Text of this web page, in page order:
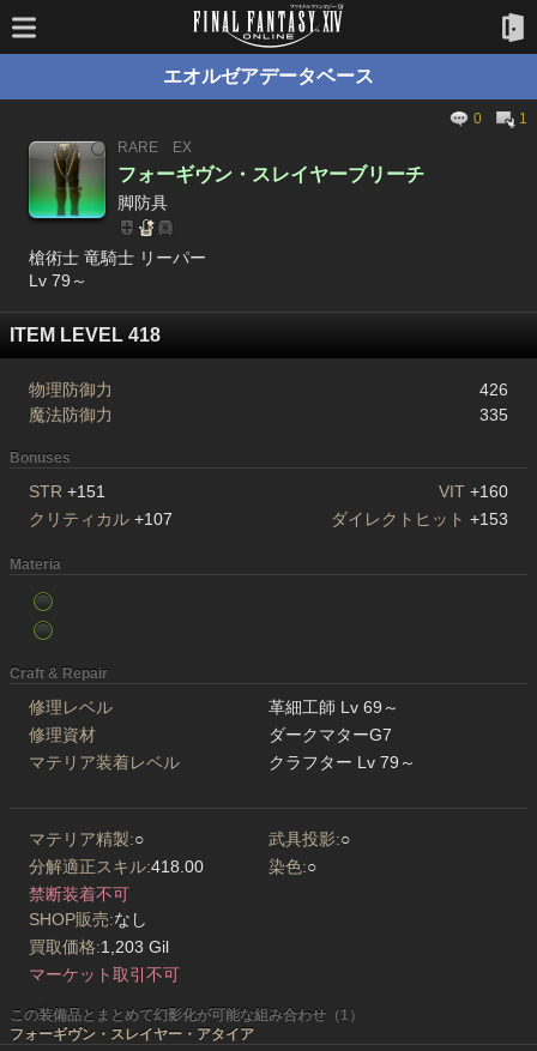
エオルゼアデータベース
0
1
RARE
EX
フォーギヴン・スレイヤーブリーチ
脚防具
槍術士 竜騎士 リーパー
Lv 79～
ITEM LEVEL 418
物理防御力
426
魔法防御力
335
Bonuses
STR +151 VIT +160
クリティカル +107 ダイレクトヒット +153
Materia
Craft & Repair
修理レベル
革細工師 Lv 69～
修理資材
ダークマターG7
マテリア装着レベル
クラフター Lv 79～
マテリア精製:○ 武具投影:○
分解適正スキル:418.00 染色:○
禁断装着不可
SHOP販売:なし
買取価格:1,203 Gil
マーケット取引不可
この装備品とまとめて幻影化が可能な組み合わせ（1）
フォーギヴン・スレイヤー・アタイア